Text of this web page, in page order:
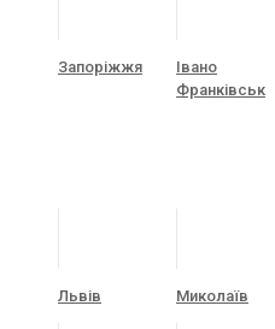
Запоріжжя
Івано
Франківськ
Львів Миколаїв